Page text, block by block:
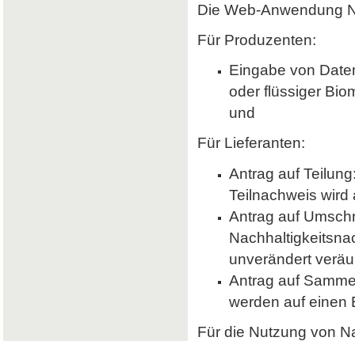
Die Web-Anwendung
Für Produzenten:
Eingabe von
oder flüssiger
und
Für Lieferanten:
Antrag auf
Teilnachweis wird
Antrag auf
unverändert
Antrag auf
werden auf einen
Für die Nutzung von